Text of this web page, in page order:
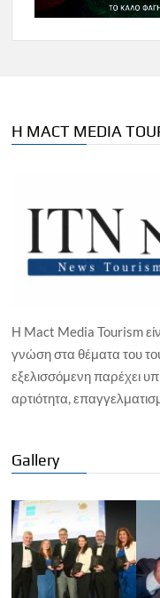
Η MACT MEDIA
Η Mact Media Tourism
γνώση στα θέματα του
εξελισσόμενη παρέχει
αρτιότητα,
Gallery